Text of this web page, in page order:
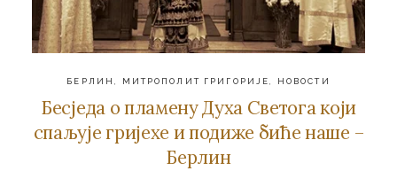
БЕРЛИН МИТРОПОЛИТ ГРИГОРИЈЕ НОВОСТИ
Бесједа о пламену Духа Светога који
спаљује гријехе и подиже биће наше –
Берлин